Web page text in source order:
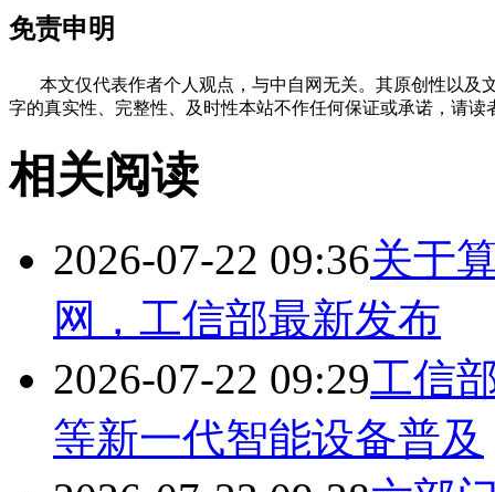
免责申明
本文仅代表作者个人观点，与中自网无关。其原创性以及
字的真实性、完整性、及时性本站不作任何保证或承诺，请
相关阅读
2026-07-22 09:36关于
网，工信部最新发布
2026-07-22 09:29工信
等新一代智能设备普及